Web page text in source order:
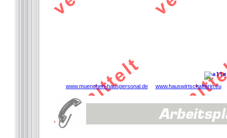
www.muenchen-hauspersonal.de www.hauswirtschafterin.eu